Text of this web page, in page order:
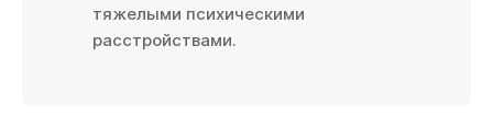
тяжелыми психическими
расстройствами.